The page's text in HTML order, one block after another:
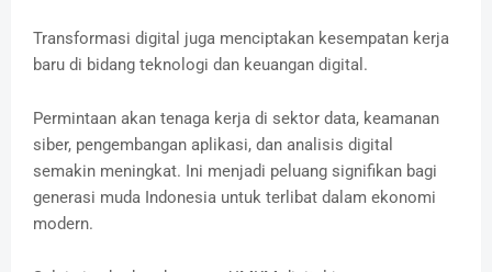
Transformasi digital juga menciptakan kesempatan kerja
baru di bidang teknologi dan keuangan digital.
Permintaan akan tenaga kerja di sektor data, keamanan
siber, pengembangan aplikasi, dan analisis digital
semakin meningkat. Ini menjadi peluang signifikan bagi
generasi muda Indonesia untuk terlibat dalam ekonomi
modern.